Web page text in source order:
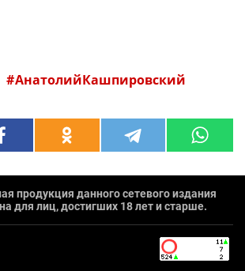
АнатолийКашпировский
продукция данного сетевого издания
для лиц, достигших 18 лет и старше.